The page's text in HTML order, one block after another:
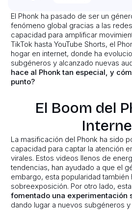
El Phonk ha pasado de ser un
fenómeno global gracias a las
capacidad para amplificar
TikTok hasta YouTube Shorts, el
hogar en internet, donde ha
subgéneros y alcanzado nuevas
hace al Phonk tan especial, y
punto?
El Boom del
La masificación del Phonk ha sido
capacidad para captar la atención
virales. Estos videos llenos de
tendencias, han ayudado a que el
embargo, esta popularidad también
sobreexposición. Por otro lado,
fomentado una experimentación
dando lugar a nuevos subgéneros y